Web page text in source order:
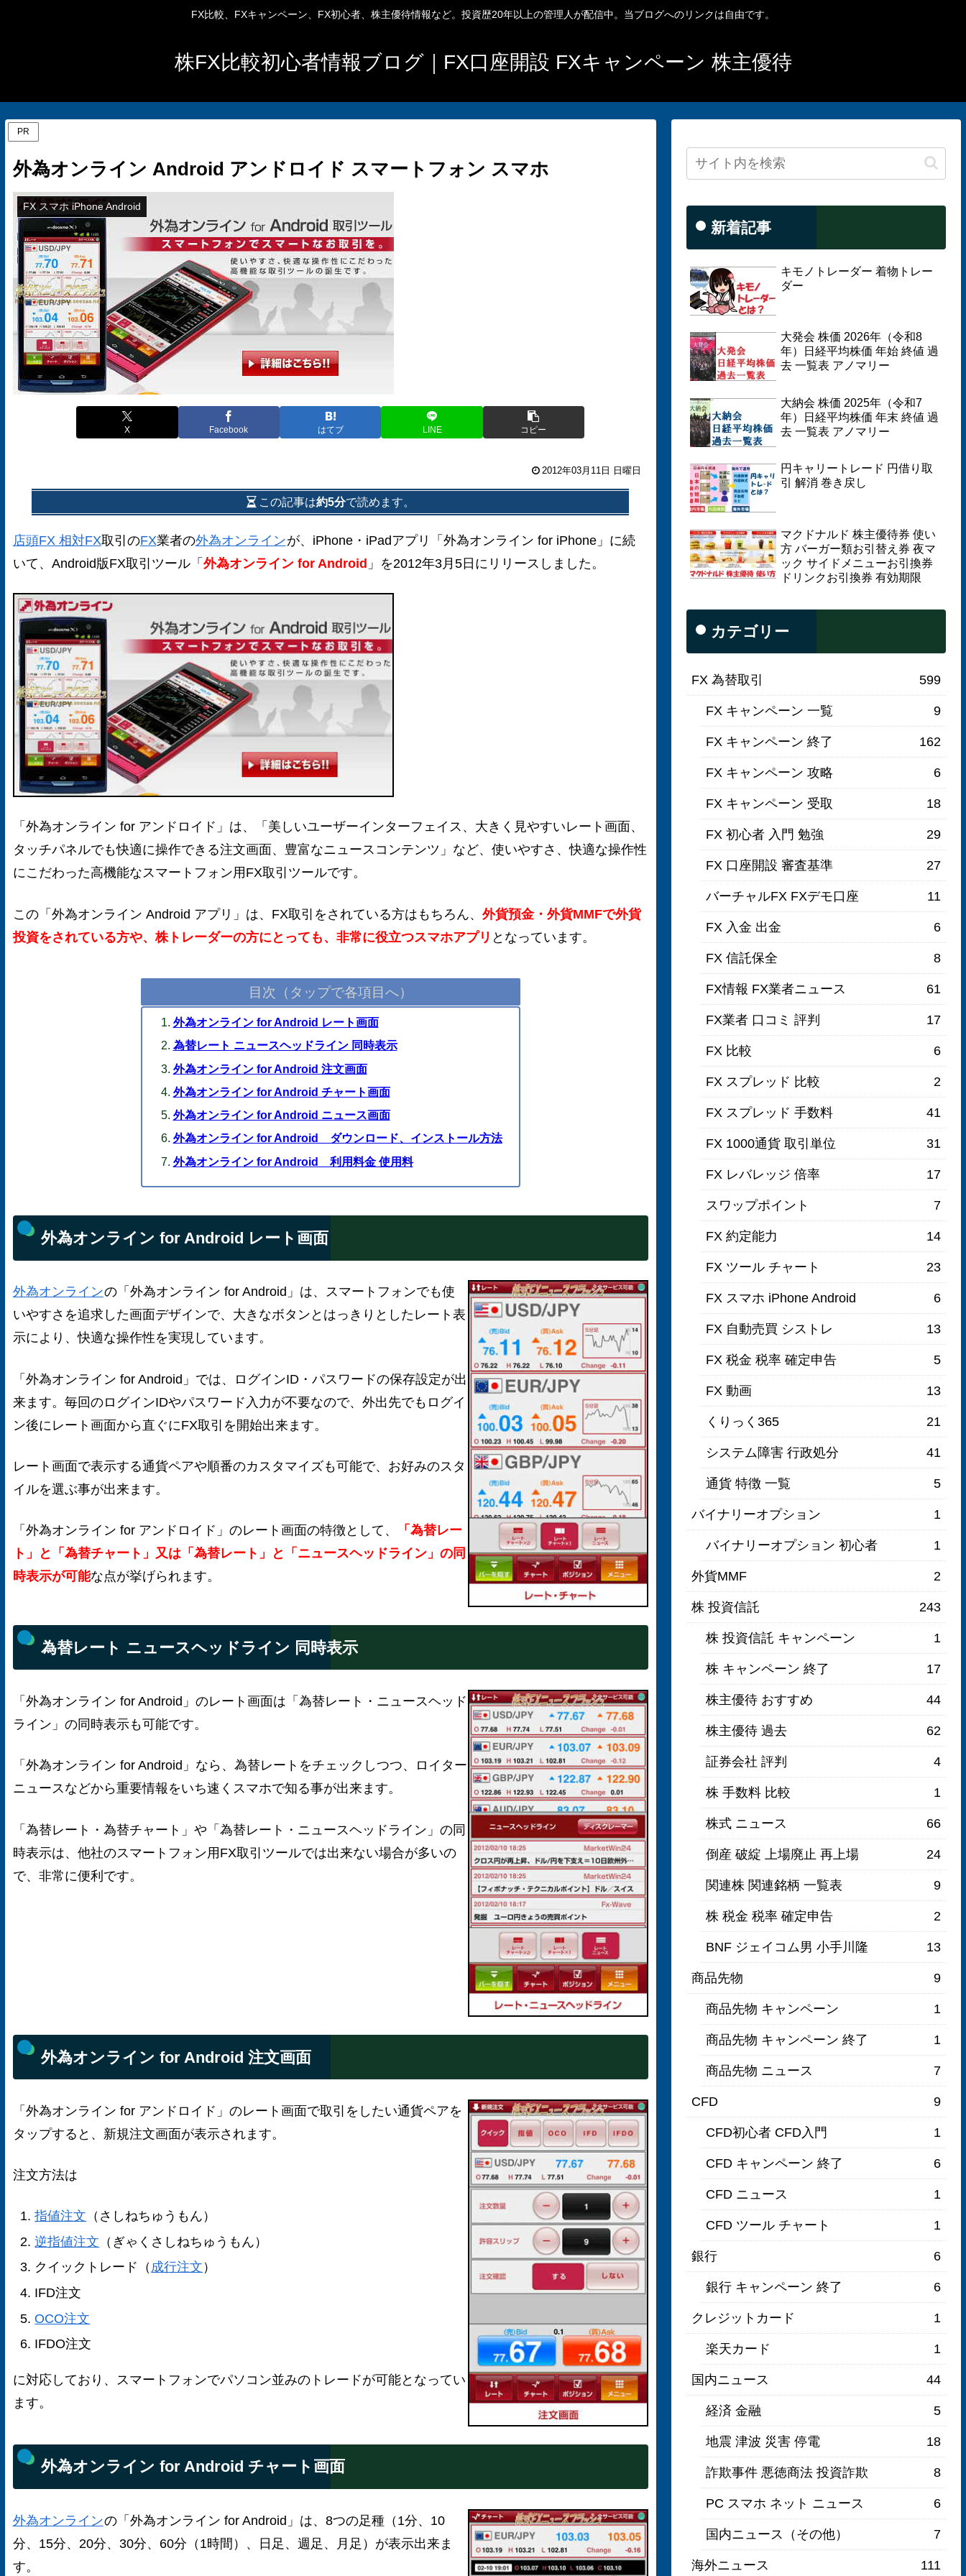
FX比較、FXキャンペーン、FX初心者、株主優待情報など。投資歴20年以上の管理人が配信中。当ブログへのリンクは自由です。
株FX比較初心者情報ブログ｜FX口座開設 FXキャンペーン 株主優待
PR
外為オンライン Android アンドロイド スマートフォン スマホ
FX スマホ iPhone Android
X Facebook はてブ LINE コピー
2012年03月11日 日曜日
この記事は約5分で読めます。
店頭FX 相対FX取引のFX業者の外為オンラインが、iPhone・iPadアプリ「外為オンライン for iPhone」に続
いて、Android版FX取引ツール「 外為オンライン for Android 」を2012年3月5日にリリースしました。
「外為オンライン for アンドロイド」は、「美しいユーザーインターフェイス、大きく見やすいレート画面、
タッチパネルでも快適に操作できる注文画面、豊富なニュースコンテンツ」など、使いやすさ、快適な操作性
にこだわった高機能なスマートフォン用FX取引ツールです。
この「外為オンライン Android アプリ」は、FX取引をされている方はもちろん、 外貨預金・外貨MMFで外貨
投資をされている方や、株トレーダーの方にとっても、非常に役立つスマホアプリ となっています。
目次（タップで各項目へ）
外為オンライン for Android レート画面
為替レート ニュースヘッドライン 同時表示
外為オンライン for Android 注文画面
外為オンライン for Android チャート画面
外為オンライン for Android ニュース画面
外為オンライン for Android ダウンロード、インストール方法
外為オンライン for Android 利用料金 使用料
外為オンライン for Android レート画面
外為オンラインの「外為オンライン for Android」は、スマートフォンでも使
いやすさを追求した画面デザインで、大きなボタンとはっきりとしたレート表
示により、快適な操作性を実現しています。
「外為オンライン for Android」では、ログインID・パスワードの保存設定が出
来ます。毎回のログインIDやパスワード入力が不要なので、外出先でもログイ
ン後にレート画面から直ぐにFX取引を開始出来ます。
レート画面で表示する通貨ペアや順番のカスタマイズも可能で、お好みのスタ
イルを選ぶ事が出来ます。
「外為オンライン for アンドロイド」のレート画面の特徴として、
「為替レー
ト」と「為替チャート」又は「為替レート」と「ニュースヘッドライン」の同
時表示が可能な点が挙げられます。
為替レート ニュースヘッドライン 同時表示
「外為オンライン for Android」のレート画面は「為替レート・ニュースヘッド
ライン」の同時表示も可能です。
「外為オンライン for Android」なら、為替レートをチェックしつつ、ロイター
ニュースなどから重要情報をいち速くスマホで知る事が出来ます。
「為替レート・為替チャート」や「為替レート・ニュースヘッドライン」の同
時表示は、他社のスマートフォン用FX取引ツールでは出来ない場合が多いの
で、非常に便利です。
外為オンライン for Android 注文画面
「外為オンライン for アンドロイド」のレート画面で取引をしたい通貨ペアを
タップすると、新規注文画面が表示されます。
注文方法は
指値注文 （さしねちゅうもん）
逆指値注文 （ぎゃくさしねちゅうもん）
クイックトレード（ 成行注文 ）
IFD注文
OCO注文
IFDO注文
に対応しており、スマートフォンでパソコン並みのトレードが可能となってい
ます。
外為オンライン for Android チャート画面
外為オンラインの「外為オンライン for Android」は、8つの足種（1分、10
分、15分、20分、30分、60分（1時間）、日足、週足、月足）が表示出来ま
す。
新着記事
キモノトレーダー 着物トレー
ダー
大発会 株価 2026年（令和8
年）日経平均株価 年始 終値 過
去 一覧表 アノマリー
大納会 株価 2025年（令和7
年）日経平均株価 年末 終値 過
去 一覧表 アノマリー
円キャリートレード 円借り取
引 解消 巻き戻し
マクドナルド 株主優待券 使い
方 バーガー類お引替え券 夜マ
ック サイドメニューお引換券
ドリンクお引換券 有効期限
カテゴリー
FX 為替取引 599
FX キャンペーン 一覧 9
FX キャンペーン 終了 162
FX キャンペーン 攻略 6
FX キャンペーン 受取 18
FX 初心者 入門 勉強 29
FX 口座開設 審査基準 27
バーチャルFX FXデモ口座 11
FX 入金 出金 6
FX 信託保全 8
FX情報 FX業者ニュース 61
FX業者 口コミ 評判 17
FX 比較 6
FX スプレッド 比較 2
FX スプレッド 手数料 41
FX 1000通貨 取引単位 31
FX レバレッジ 倍率 17
スワップポイント 7
FX 約定能力 14
FX ツール チャート 23
FX スマホ iPhone Android 6
FX 自動売買 シストレ 13
FX 税金 税率 確定申告 5
FX 動画 13
くりっく365 21
システム障害 行政処分 41
通貨 特徴 一覧 5
バイナリーオプション 1
バイナリーオプション 初心者 1
外貨MMF 2
株 投資信託 243
株 投資信託 キャンペーン 1
株 キャンペーン 終了 17
株主優待 おすすめ 44
株主優待 過去 62
証券会社 評判 4
株 手数料 比較 1
株式 ニュース 66
倒産 破綻 上場廃止 再上場 24
関連株 関連銘柄 一覧表 9
株 税金 税率 確定申告 2
BNF ジェイコム男 小手川隆 13
商品先物 9
商品先物 キャンペーン 1
商品先物 キャンペーン 終了 1
商品先物 ニュース 7
CFD 9
CFD初心者 CFD入門 1
CFD キャンペーン 終了 6
CFD ニュース 1
CFD ツール チャート 1
銀行 6
銀行 キャンペーン 終了 6
クレジットカード 1
楽天カード 1
国内ニュース 44
経済 金融 5
地震 津波 災害 停電 18
詐欺事件 悪徳商法 投資詐欺 8
PC スマホ ネット ニュース 6
国内ニュース（その他） 7
海外ニュース 111